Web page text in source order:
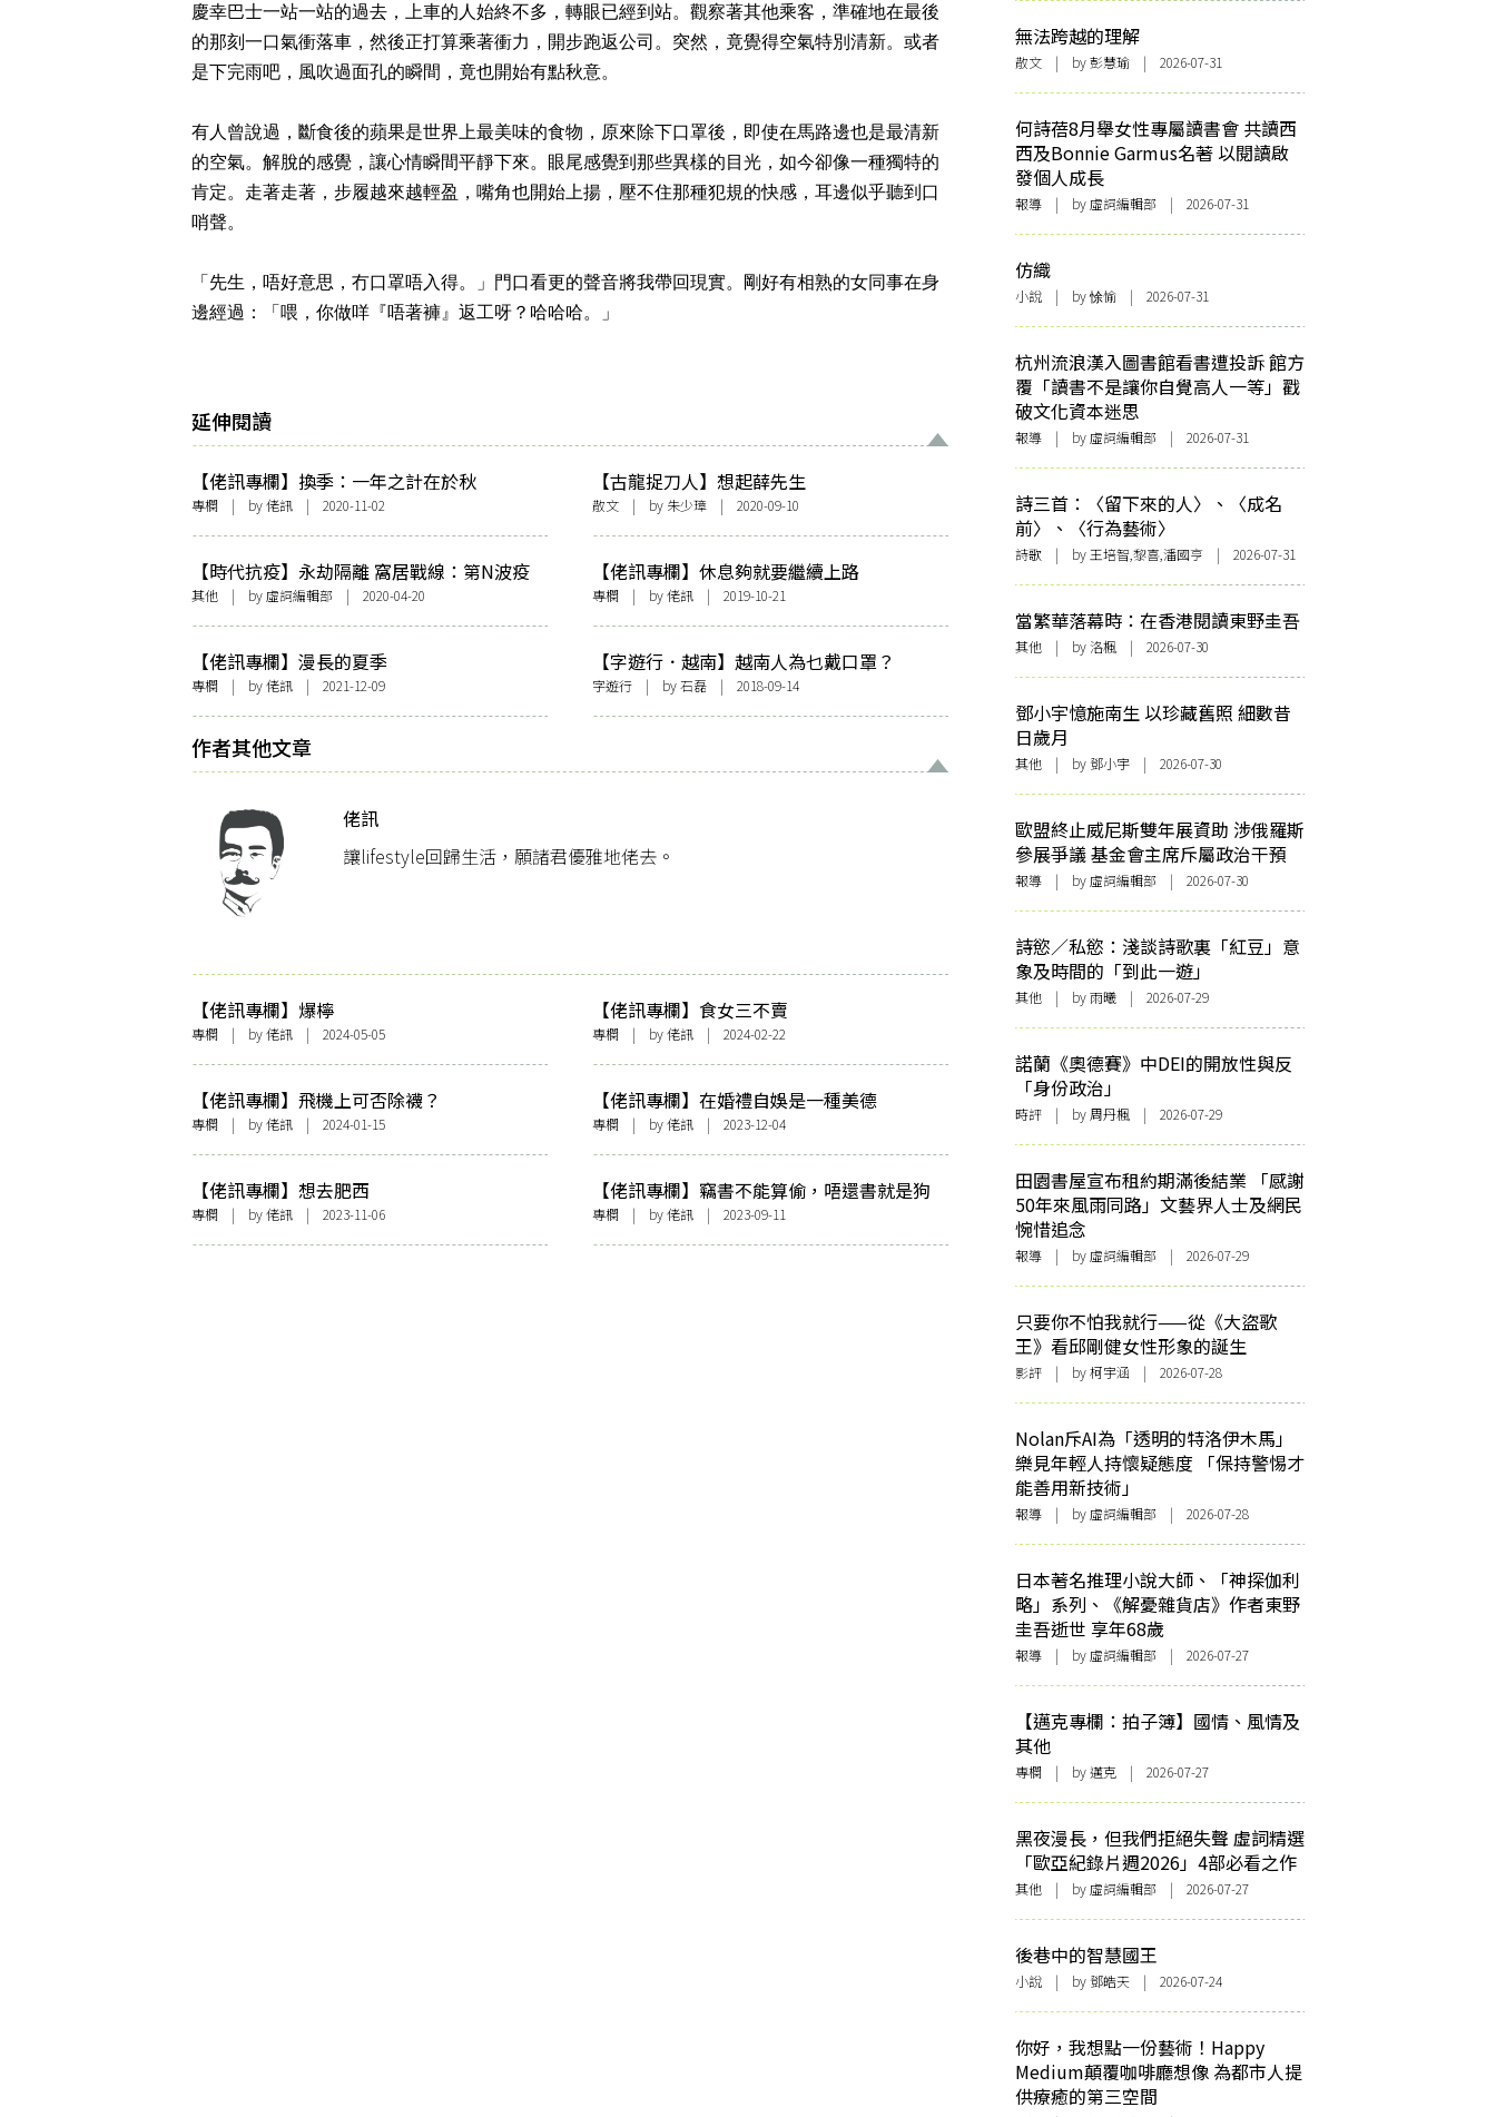
慶幸巴士一站一站的過去，上車的人始終不多，轉眼已經到站。觀察著其他乘客，準確地在最後
的那刻一口氣衝落車，然後正打算乘著衝力，開步跑返公司。突然，竟覺得空氣特別清新。或者
是下完雨吧，風吹過面孔的瞬間，竟也開始有點秋意。
有人曾說過，斷食後的蘋果是世界上最美味的食物，原來除下口罩後，即使在馬路邊也是最清新
的空氣。解脫的感覺，讓心情瞬間平靜下來。眼尾感覺到那些異樣的目光，如今卻像一種獨特的
肯定。走著走著，步履越來越輕盈，嘴角也開始上揚，壓不住那種犯規的快感，耳邊似乎聽到口
哨聲。
「先生，唔好意思，冇口罩唔入得。」門口看更的聲音將我帶回現實。剛好有相熟的女同事在身
邊經過：「喂，你做咩『唔著褲』返工呀？哈哈哈。」
延伸閱讀
【佬訊專欄】換季：一年之計在於秋
專欄 | by佬訊 | 2020-11-02
【古龍捉刀人】想起薛先生
散文 | by 朱少璋 | 2020-09-10
【時代抗疫】永劫隔離 窩居戰線：第N波疫
症書單
其他 | by 虛詞編輯部 | 2020-04-20
【佬訊專欄】休息夠就要繼續上路
專欄 | by佬訊 | 2019-10-21
【佬訊專欄】漫長的夏季
專欄 | by佬訊 | 2021-12-09
【字遊行．越南】越南人為乜戴口罩？
字遊行 | by石磊 | 2018-09-14
作者其他文章
佬訊
讓lifestyle回歸生活，願諸君優雅地佬去。
【佬訊專欄】爆檸
專欄 | by佬訊 | 2024-05-05
【佬訊專欄】食女三不賣
專欄 | by佬訊 | 2024-02-22
【佬訊專欄】飛機上可否除襪？
專欄 | by佬訊 | 2024-01-15
【佬訊專欄】在婚禮自娛是一種美德
專欄 | by佬訊 | 2023-12-04
【佬訊專欄】想去肥西
專欄 | by佬訊 | 2023-11-06
【佬訊專欄】竊書不能算偷，唔還書就是狗
專欄 | by佬訊 | 2023-09-11
無法跨越的理解
散文 | by 彭慧瑜 | 2026-07-31
何詩蓓8月舉女性專屬讀書會 共讀西
西及Bonnie Garmus名著 以閱讀啟
發個人成長
報導 | by 虛詞編輯部 | 2026-07-31
仿織
小說 | by 悇愉 | 2026-07-31
杭州流浪漢入圖書館看書遭投訴 館方
覆「讀書不是讓你自覺高人一等」戳
破文化資本迷思
報導 | by 虛詞編輯部 | 2026-07-31
詩三首：〈留下來的人〉、〈成名
前〉、〈行為藝術〉
詩歌 | by 王培智,黎喜,潘國亨 | 2026-07-31
當繁華落幕時：在香港閱讀東野圭吾
其他 | by洛楓 | 2026-07-30
鄧小宇憶施南生 以珍藏舊照 細數昔
日歲月
其他 | by 鄧小宇 | 2026-07-30
歐盟終止威尼斯雙年展資助 涉俄羅斯
參展爭議 基金會主席斥屬政治干預
報導 | by 虛詞編輯部 | 2026-07-30
詩慾／私慾：淺談詩歌裏「紅豆」意
象及時間的「到此一遊」
其他 | by 雨曦 | 2026-07-29
諾蘭《奧德賽》中DEI的開放性與反
「身份政治」
時評 | by 周丹楓 | 2026-07-29
田園書屋宣布租約期滿後結業 「感謝
50年來風雨同路」文藝界人士及網民
惋惜追念
報導 | by 虛詞編輯部 | 2026-07-29
只要你不怕我就行——從《大盜歌
王》看邱剛健女性形象的誕生
影評 | by 柯宇涵 | 2026-07-28
Nolan斥AI為「透明的特洛伊木馬」
樂見年輕人持懷疑態度 「保持警惕才
能善用新技術」
報導 | by 虛詞編輯部 | 2026-07-28
日本著名推理小說大師、「神探伽利
略」系列、《解憂雜貨店》作者東野
圭吾逝世 享年68歲
報導 | by 虛詞編輯部 | 2026-07-27
【邁克專欄：拍子簿】國情、風情及
其他
專欄 | by邁克 | 2026-07-27
黑夜漫長，但我們拒絕失聲 虛詞精選
「歐亞紀錄片週2026」4部必看之作
其他 | by 虛詞編輯部 | 2026-07-27
後巷中的智慧國王
小說 | by 鄧皓天 | 2026-07-24
你好，我想點一份藝術！Happy
Medium顛覆咖啡廳想像 為都市人提
供療癒的第三空間